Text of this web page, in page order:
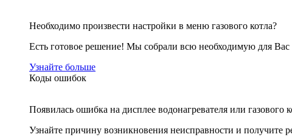
Необходимо произвести настройки в меню газового котла?
Есть готовое решение! Мы собрали всю необходимую для
Узнайте больше
Коды ошибок
Появилась ошибка на дисплее водонагревателя или газового
Узнайте причину возникновения неисправности и получите